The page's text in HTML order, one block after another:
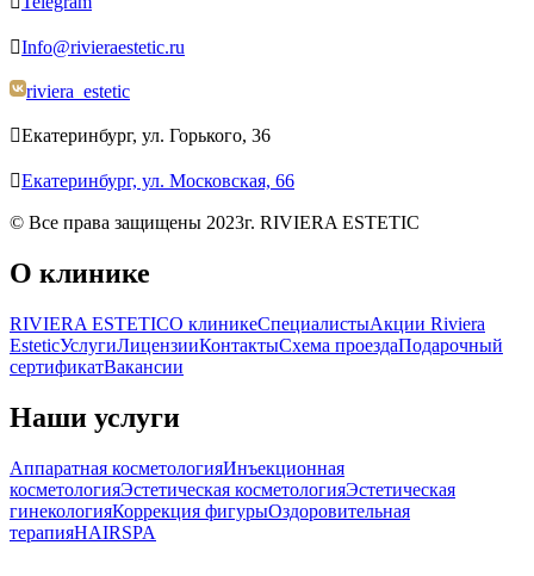
Info@rivieraestetic.ru
riviera_estetic
Екатеринбург, ул. Горького, 36
Екатеринбург, ул. Московская, 66
© Все права защищены 2023г. RIVIERA ESTETIC
О клинике
RIVIERA ESTETICО клиникеСпециалистыАкции Riviera
EsteticУслугиЛицензииКонтактыСхема проездаПодарочный
сертификатВакансии
Наши услуги
Аппаратная косметологияИнъекционная
косметологияЭстетическая косметологияЭстетическая
гинекологияКоррекция фигурыОздоровительная
терапияHAIRSPA